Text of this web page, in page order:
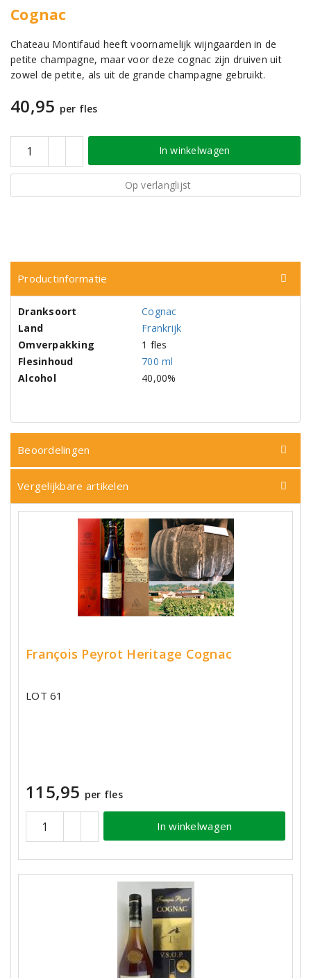
Cognac
Chateau Montifaud heeft voornamelijk wijngaarden in de
petite champagne, maar voor deze cognac zijn druiven uit
zowel de petite, als uit de grande champagne gebruikt.
40,95 per fles
In winkelwagen
Op verlanglijst
Productinformatie
Dranksoort
Cognac
Land
Frankrijk
Omverpakking
1 fles
Flesinhoud
700 ml
Alcohol
40,00%
Beoordelingen
Vergelijkbare artikelen
François Peyrot Heritage Cognac
LOT 61
115,95 per fles
In winkelwagen